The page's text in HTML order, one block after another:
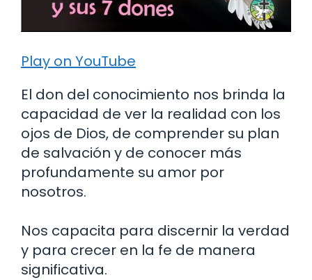
Play on YouTube
El don del conocimiento nos brinda la
capacidad de ver la realidad con los
ojos de Dios, de comprender su plan
de salvación y de conocer más
profundamente su amor por
nosotros.
Nos capacita para discernir la verdad
y para crecer en la fe de manera
significativa.